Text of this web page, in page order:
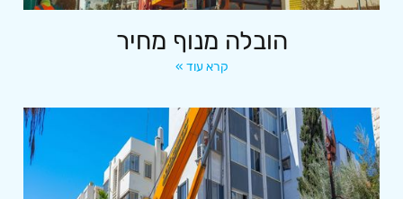
הובלה מנוף מחיר
קרא עוד »